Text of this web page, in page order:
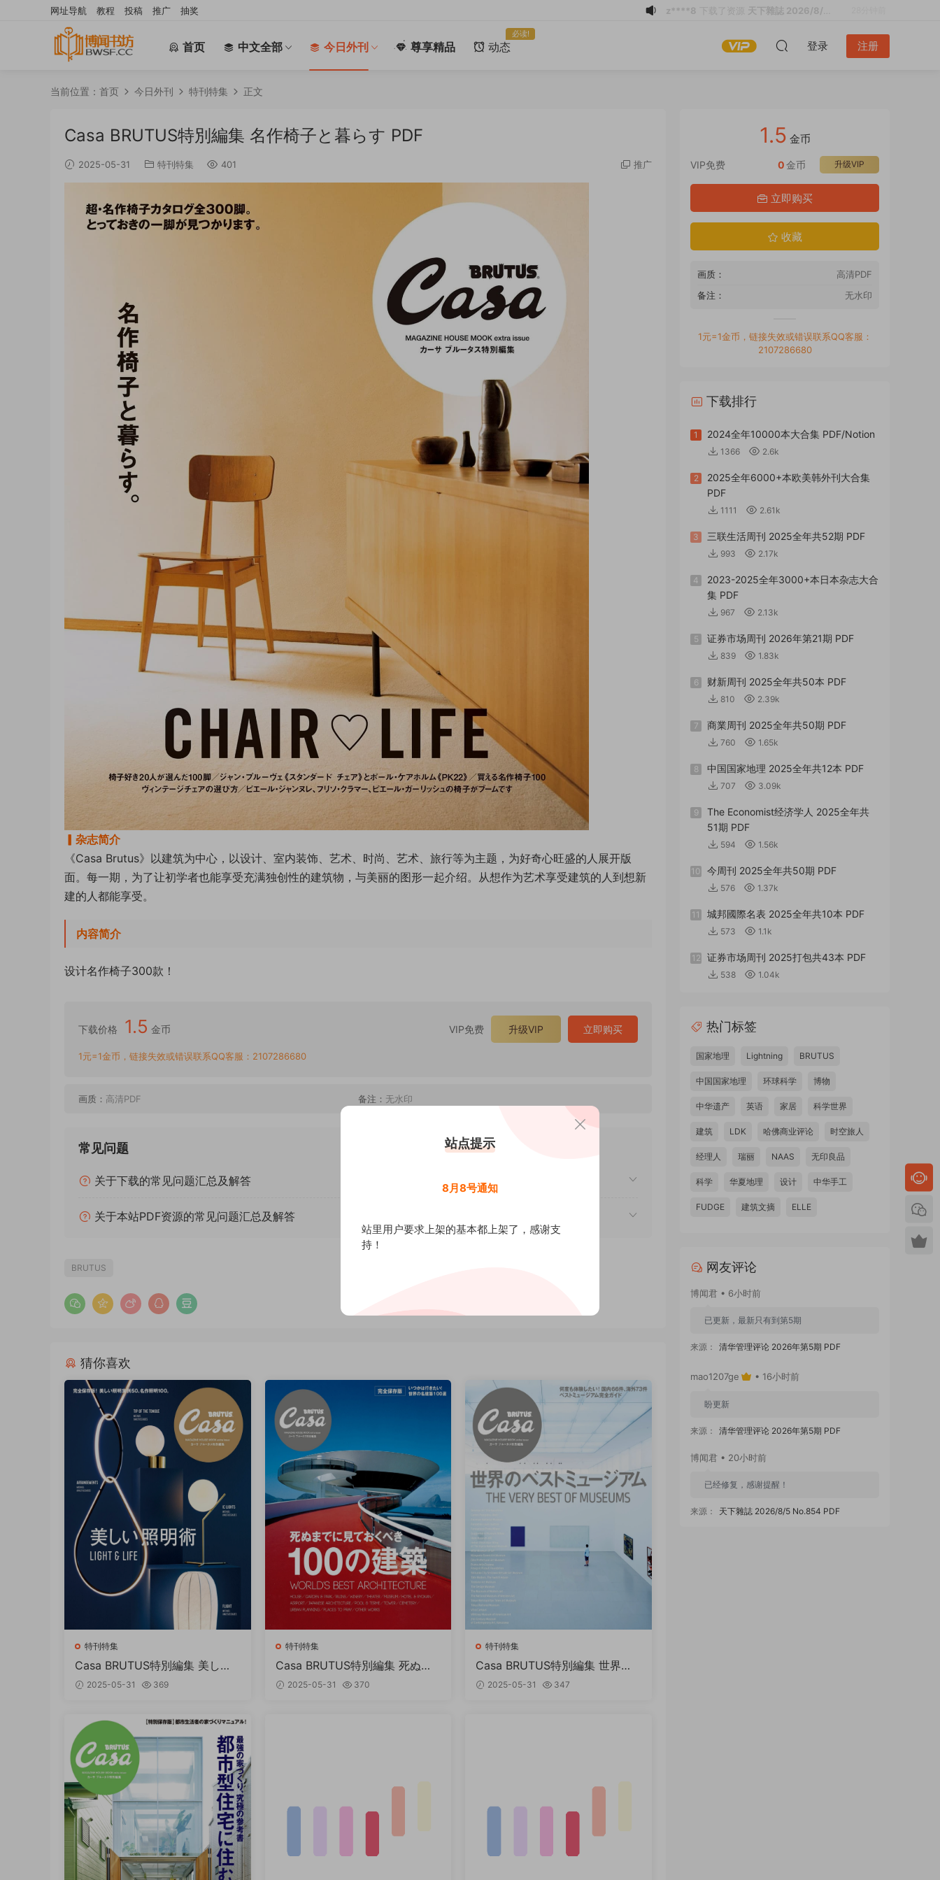
首页 中文全部 今日外刊 尊享精品 动态
必读!
登录 注册
网址导航 教程 投稿 推广 抽奖 z****8 购买了资源
天下雜誌 2026/8/5
下载了资源财经杂志 2026全年1-12
2小时前
中国经济周刊 2026全年
南方人物周刊 2026全年
3小时前
2026全年1-12月共25期 PDF天下雜誌 2026/8/5
No.854 PDF
当前位置： 首页 今日外刊 特刊特集 正文
Casa BRUTUS特別編集 名作椅子と暮らす PDF
2025-05-31 特刊特集 401 推广
▎杂志简介
《Casa Brutus》以建筑为中心，以设计、室内装饰、艺术、时尚、艺术、旅行等为主题，为好奇心旺盛的人展开版
面。每一期，为了让初学者也能享受充满独创性的建筑物，与美丽的图形一起介绍。从想作为艺术享受建筑的人到想新
建的人都能享受。
内容简介
设计名作椅子300款！
下载价格 1.5 金币 VIP免费 升级VIP 立即购买
1元=1金币，链接失效或错误联系QQ客服：2107286680
画质： 高清PDF 备注： 无水印
常见问题
关于下载的常见问题汇总及解答
关于本站PDF资源的常见问题汇总及解答
BRUTUS
猜你喜欢
特刊特集
Casa BRUTUS特別編集 美しい
照明術 PDF
2025-05-31 369
特刊特集
Casa BRUTUS特別編集 死ぬま
でに見ておくべき100の建築 PD
F
2025-05-31 370
特刊特集
Casa BRUTUS特別編集 世界の
ベストミュージアム PDF
2025-05-31 347
1.5 金币
VIP免费 升级VIP
0金币
立即购买
收藏
画质：
高清PDF
备注：
无水印
1元=1金币，链接失效或错误联系QQ客服：
2107286680
下载排行
1 2024全年10000本大合集 PDF/Notion
1366 2.6k
2
2025全年6000+本欧美韩外刊大合集
PDF
1111 2.61k
3 三联生活周刊 2025全年共52期 PDF
993 2.17k
4
2023-2025全年3000+本日本杂志大合
集 PDF
967 2.13k
5 证券市场周刊 2026年第21期 PDF
839 1.83k
6 财新周刊 2025全年共50本 PDF
810 2.39k
7 商業周刊 2025全年共50期 PDF
760 1.65k
8 中国国家地理 2025全年共12本 PDF
707 3.09k
9
The Economist经济学人 2025全年共
51期 PDF
594 1.56k
10 今周刊 2025全年共50期 PDF
576 1.37k
11 城邦國際名表 2025全年共10本 PDF
573 1.1k
12 证券市场周刊 2025打包共43本 PDF
538 1.04k
热门标签
国家地理 Lightning BRUTUS
中国国家地理 环球科学 博物
中华遗产 英语 家居 科学世界
建筑 LDK 哈佛商业评论 时空旅人
经理人 瑞丽 NAAS 无印良品
科学 华夏地理 设计 中华手工
FUDGE 建筑文摘 ELLE
网友评论
博闻君 • 6小时前
已更新，最新只有到第5期
来源： 清华管理评论 2026年第5期 PDF
mao1207ge • 16小时前
盼更新
来源： 清华管理评论 2026年第5期 PDF
博闻君 • 20小时前
已经修复，感谢提醒！
来源： 天下雜誌 2026/8/5 No.854 PDF
站点提示
8月8号通知
站里用户要求上架的基本都上架了，感谢支
持！